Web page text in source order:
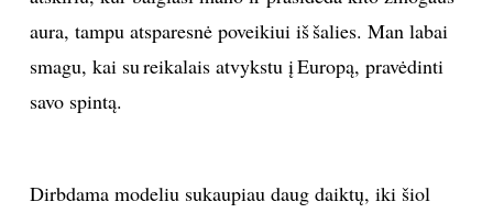
aura, tampu atsparesnė poveikiui iš šalies. Man labai
smagu, kai su reikalais atvykstu į Europą, pravėdinti
savo spintą.
Dirbdama modeliu sukaupiau daug daiktų, iki šiol